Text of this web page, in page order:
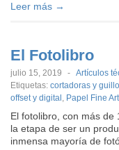
Leer más →
El Fotolibro
julio 15, 2019 - Artículos
Etiquetas: cortadoras y
offset y digital , Papel Fine Art
El fotolibro, con más
la etapa de ser un
inmensa mayoría de